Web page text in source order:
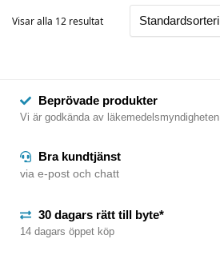
Visar alla 12 resultat
Beprövade produkter
Vi är godkända av läkemedelsmyndigheten
Bra kundtjänst
via e-post och chatt
30 dagars rätt till byte*
14 dagars öppet köp